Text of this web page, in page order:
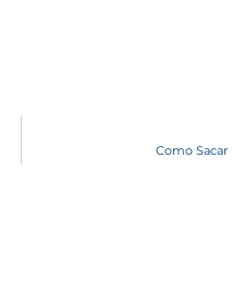
Como Sacar